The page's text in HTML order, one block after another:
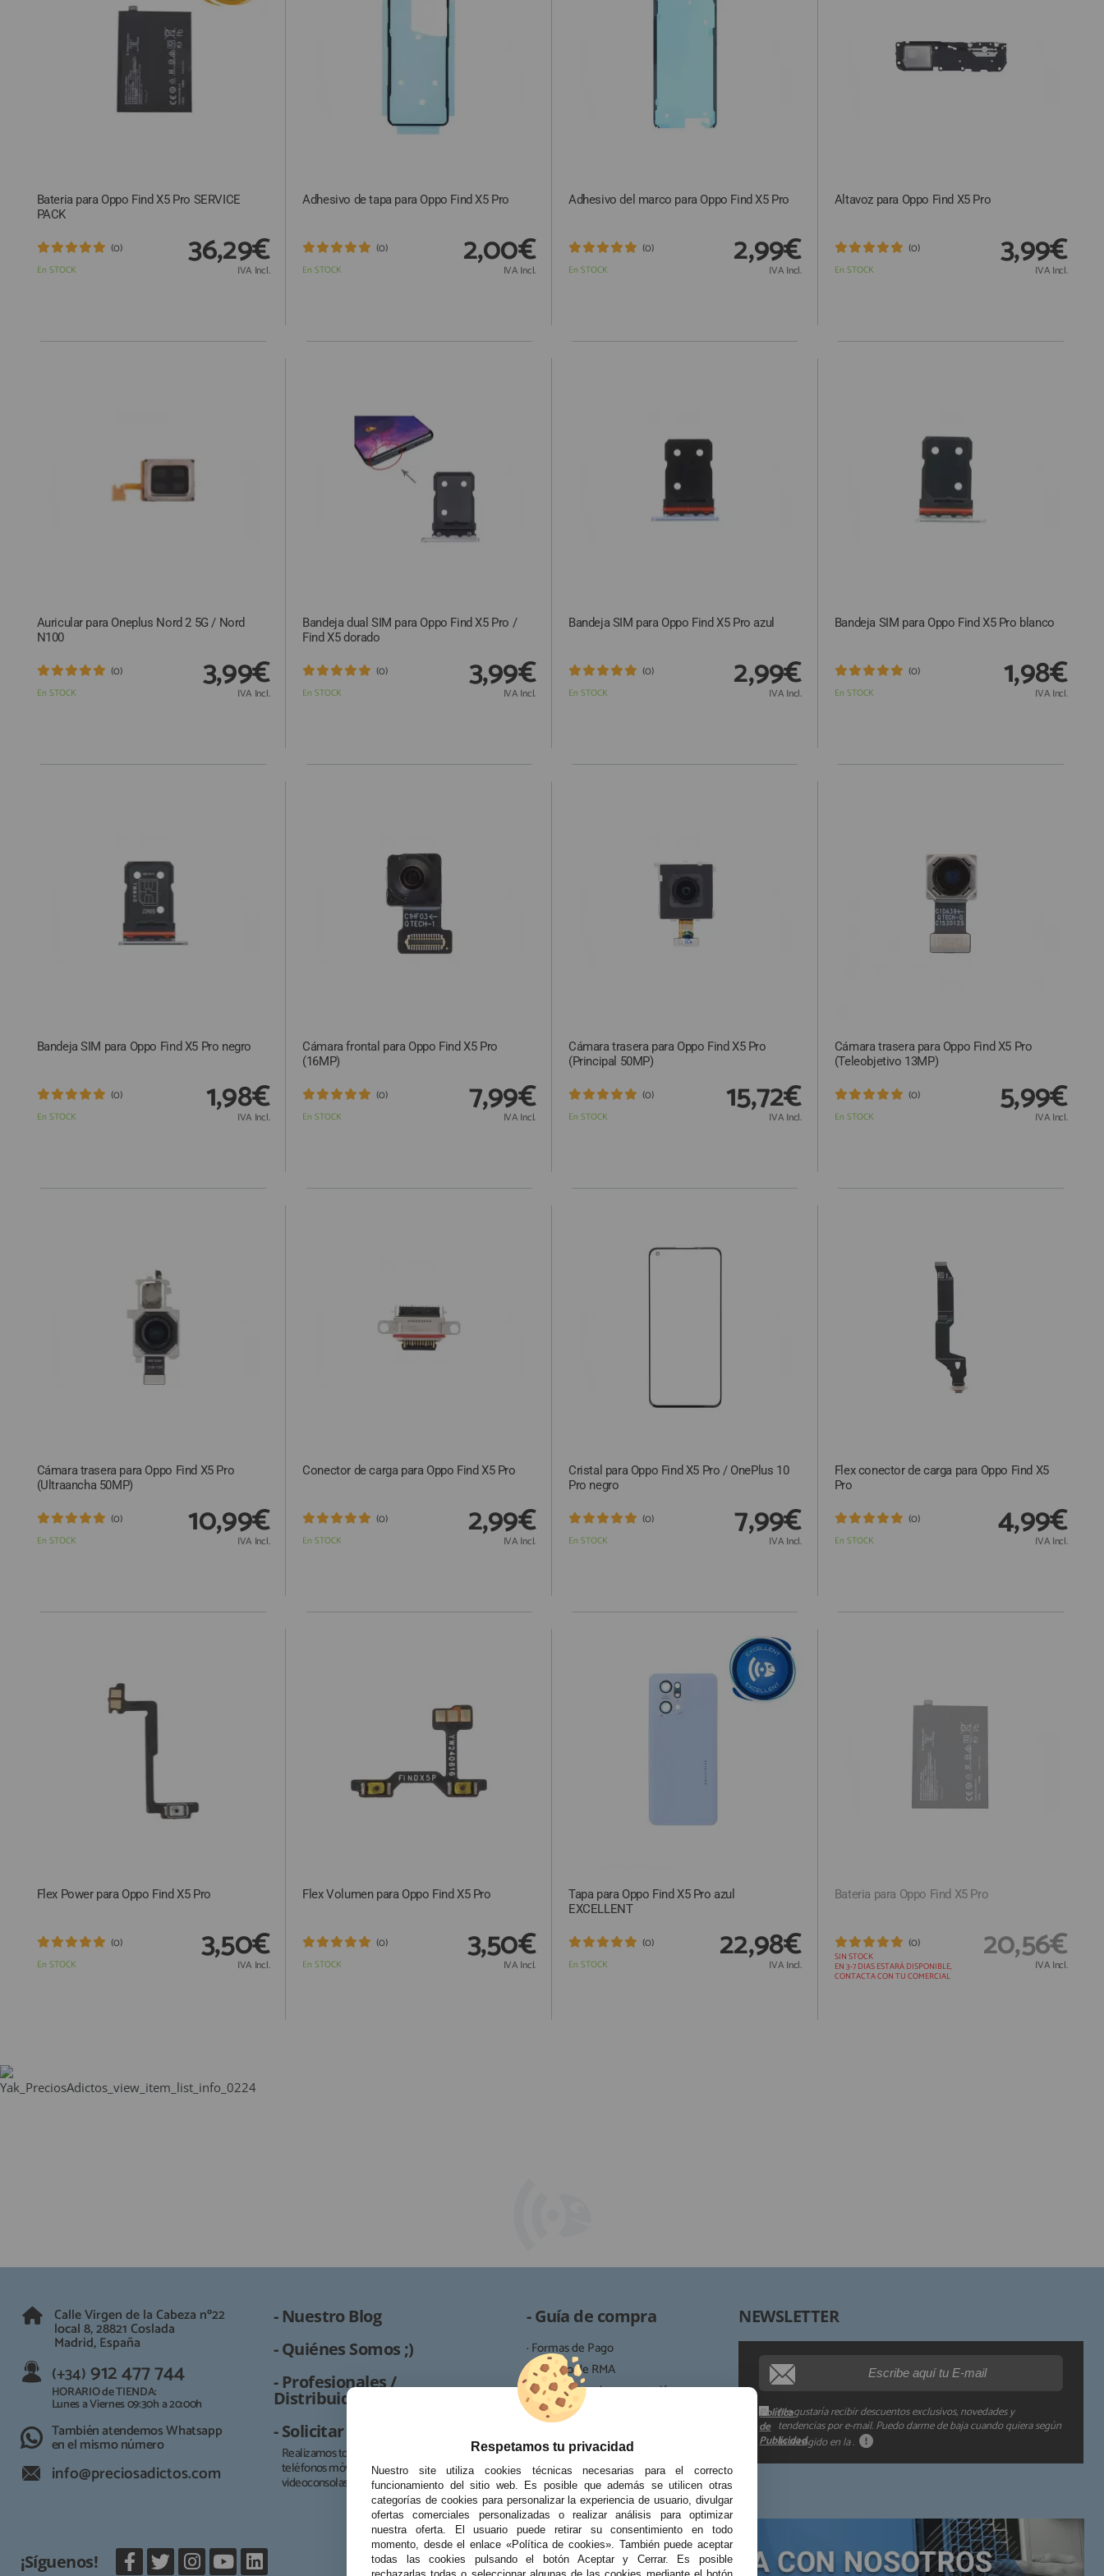
CRISTAL TEMPLADO
HIDROGEL APOKIN
SOLICITAR REPARACIÓN
TOP VENTAS REPUESTOS
912 477 744
HORARIO de TIENDA:
Lunes a Viernes 09:30h a 20:00h
Bateria para Oppo Find X5 Pro SERVICE
PACK
En STOCK
(0) 36,29€
IVA Incl.
Adhesivo de tapa para Oppo Find X5 Pro
En STOCK
(0) 2,00€
IVA Incl.
Adhesivo del marco para Oppo Find X5 Pro
En STOCK
(0) 2,99€
IVA Incl.
Altavoz para Oppo Find X5 Pro
En STOCK
(0) 3,99€
IVA Incl.
Auricular para Oneplus Nord 2 5G / Nord
N100
En STOCK
(0) 3,99€
IVA Incl.
Bandeja dual SIM para Oppo Find X5 Pro /
Find X5 dorado
En STOCK
(0) 3,99€
IVA Incl.
Bandeja SIM para Oppo Find X5 Pro azul
En STOCK
(0) 2,99€
IVA Incl.
Bandeja SIM para Oppo Find X5 Pro blanco
En STOCK
(0) 1,98€
IVA Incl.
Bandeja SIM para Oppo Find X5 Pro negro
En STOCK
(0) 1,98€
IVA Incl.
Cámara frontal para Oppo Find X5 Pro
(16MP)
En STOCK
(0) 7,99€
IVA Incl.
Cámara trasera para Oppo Find X5 Pro
(Principal 50MP)
En STOCK
(0) 15,72€
IVA Incl.
Cámara trasera para Oppo Find X5 Pro
(Teleobjetivo 13MP)
En STOCK
(0) 5,99€
IVA Incl.
Cámara trasera para Oppo Find X5 Pro
(Ultraancha 50MP)
En STOCK
(0) 10,99€
IVA Incl.
Conector de carga para Oppo Find X5 Pro
En STOCK
(0) 2,99€
IVA Incl.
Cristal para Oppo Find X5 Pro / OnePlus 10
Pro negro
En STOCK
(0) 7,99€
IVA Incl.
Flex conector de carga para Oppo Find X5
Pro
En STOCK
(0) 4,99€
IVA Incl.
Flex Power para Oppo Find X5 Pro
En STOCK
(0) 3,50€
IVA Incl.
Flex Volumen para Oppo Find X5 Pro
En STOCK
(0) 3,50€
IVA Incl.
Tapa para Oppo Find X5 Pro azul
EXCELLENT
En STOCK
(0) 22,98€
IVA Incl.
Bateria para Oppo Find X5 Pro
SIN STOCK
EN 3-7 DIAS ESTARÁ DISPONIBLE,
CONTACTA CON TU COMERCIAL
(0) 20,56€
IVA Incl.
Calle Virgen de la Cabeza nº22
local 8, 28821 Coslada
Madrid, España
(+34) 912 477 744
HORARIO de TIENDA:
Lunes a Viernes 09:30h a 20:00h
También atendemos Whatsapp
en el mismo número
info@preciosadictos.com
- Nuestro Blog
- Quiénes Somos ;)
- Profesionales /
Distribuidor
- Solicitar Reparación
Realizamos todo tipo de reparaciones de
teléfonos móviles, tablets, portátiles y
videoconsolas.
- Guía de compra
· Formas de Pago
· Proceso de RMA
· Condiciones de contratación
· Política de devoluciones
NEWSLETTER
Me gustaría recibir descuentos exclusivos, novedades y
tendencias por e-mail. Puedo darme de baja cuando quiera según
lo recogido en la
Política
de
Publicidad
.
Derechos:
Información adicional:
¡Síguenos!
Respetamos tu privacidad
Nuestro site utiliza cookies técnicas necesarias para el correcto
funcionamiento del sitio web. Es posible que además se utilicen otras
categorías de cookies para personalizar la experiencia de usuario, divulgar
ofertas comerciales personalizadas o realizar análisis para optimizar
nuestra oferta. El usuario puede retirar su consentimiento en todo
momento, desde el enlace «Política de cookies». También puede aceptar
todas las cookies pulsando el botón Aceptar y Cerrar. Es posible